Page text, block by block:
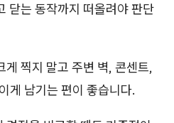
닫는 동작까지 떠올려야 판단
게 찍지 말고 주변 벽, 콘센트,
게 남기는 편이 좋습니다.